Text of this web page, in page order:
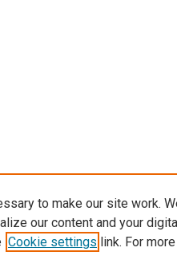
to make our site work.
our content and your
Cookie settings link. For